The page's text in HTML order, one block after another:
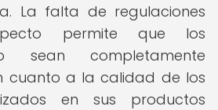
La falta de regulaciones
permite que los
sean completamente
cuanto a la calidad de los
en sus productos